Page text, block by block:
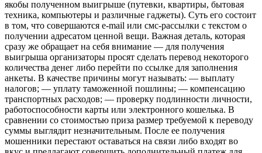
якобы полученном выигрыше (путевки, квартиры, бытовая
техника, компьютеры и различные гаджеты). Суть его состоит
в том, что совершаются e-mail или смс-рассылки с текстом о
получении адресатом ценной вещи. Важная деталь, которая
сразу же обращает на себя внимание — для получения
выигрыша организаторы просят сделать перевод некоторого
количества денег либо перейти по ссылке для заполнения
анкеты. В качестве причины могут называть: — выплату
налогов; — уплату таможенной пошлины; — компенсацию
транспортных расходов; — проверку подлинности личности,
работоспособности карты или электронного кошелька. В
сравнении со стоимостью приза размер требуемой к переводу
суммы выглядит незначительным. После ее получения
мошенники перестают оставаться на связи либо входят во